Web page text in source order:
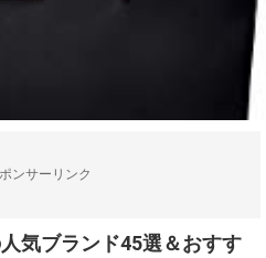
ンサーリンク
気ブランド45選＆おすす